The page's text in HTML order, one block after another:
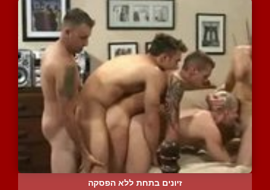
זיונים בתחת ללא הפסקה